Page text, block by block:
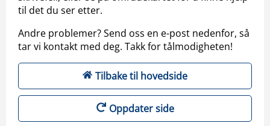
til det du ser etter.
Andre problemer? Send oss en e-post nedenfor, så
tar vi kontakt med deg. Takk for tålmodigheten!
Tilbake til hovedside
Oppdater side